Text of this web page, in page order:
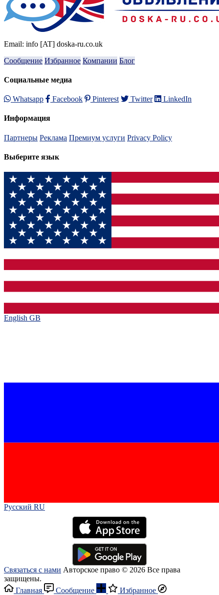
Email: info [AT] doska-ru.co.uk
Сообщение Избранное Компании Блог
Социальные медиа
Whatsapp Facebook Pinterest Twitter LinkedIn
Информация
Партнеры Реклама Премиум услуги Privacy Policy
Выберите язык
English GB‎
Русский RU‎
Связаться с нами Авторское право © 2026 Все права
защищены.
Главная
Сообщение Избранное